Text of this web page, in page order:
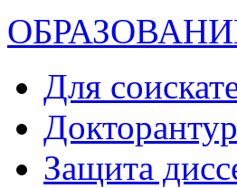
Для
Защита